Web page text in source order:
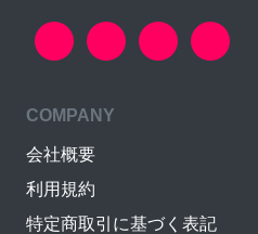
COMPANY
会社概要
利用規約
特定商取引に基づく表記